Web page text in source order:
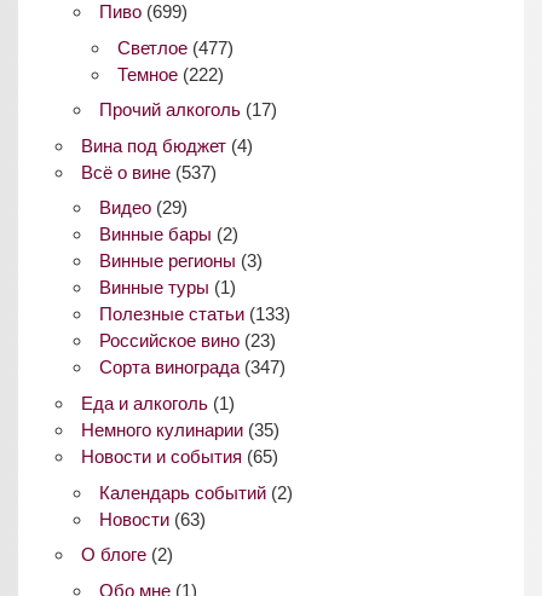
Пиво(699)
Светлое (477)
Темное (222)
Прочий алкоголь(17)
Вина под бюджет(4)
Всё о вине(537)
Видео(29)
Винные бары (2)
Винные регионы (3)
Винные туры (1)
Полезные статьи(133)
Российское вино(23)
Сорта винограда(347)
Еда и алкоголь(1)
Немного кулинарии(35)
Новости и события (65)
Календарь событий(2)
Новости(63)
О блоге(2)
Обо мне(1)